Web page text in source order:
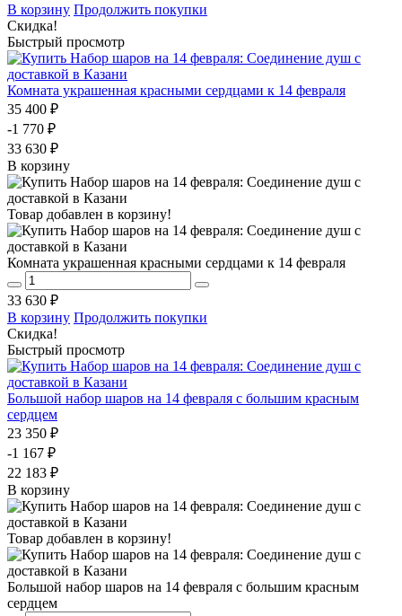
В корзину Продолжить покупки
Скидка!
Быстрый просмотр
Комната украшенная красными сердцами к 14 февраля
35 400 ₽
-1 770 ₽
33 630 ₽
В корзину
Товар добавлен в корзину!
Комната украшенная красными сердцами к 14 февраля
33 630 ₽
В корзину Продолжить покупки
Скидка!
Быстрый просмотр
Большой набор шаров на 14 февраля с большим красным
сердцем
23 350 ₽
-1 167 ₽
22 183 ₽
В корзину
Товар добавлен в корзину!
Большой набор шаров на 14 февраля с большим красным
сердцем